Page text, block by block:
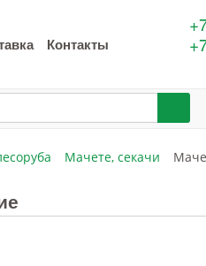
Контакты
Мачете, секачи